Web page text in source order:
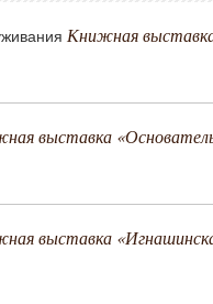
Книжная
выставка «Основатель
выставка